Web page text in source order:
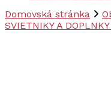
Domovská stránka
SVIETNIKY A DOPLNKY